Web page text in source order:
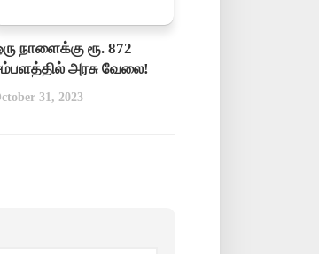
நாளைக்கு ரூ. 872
அரசு வேலை!
31, 2023